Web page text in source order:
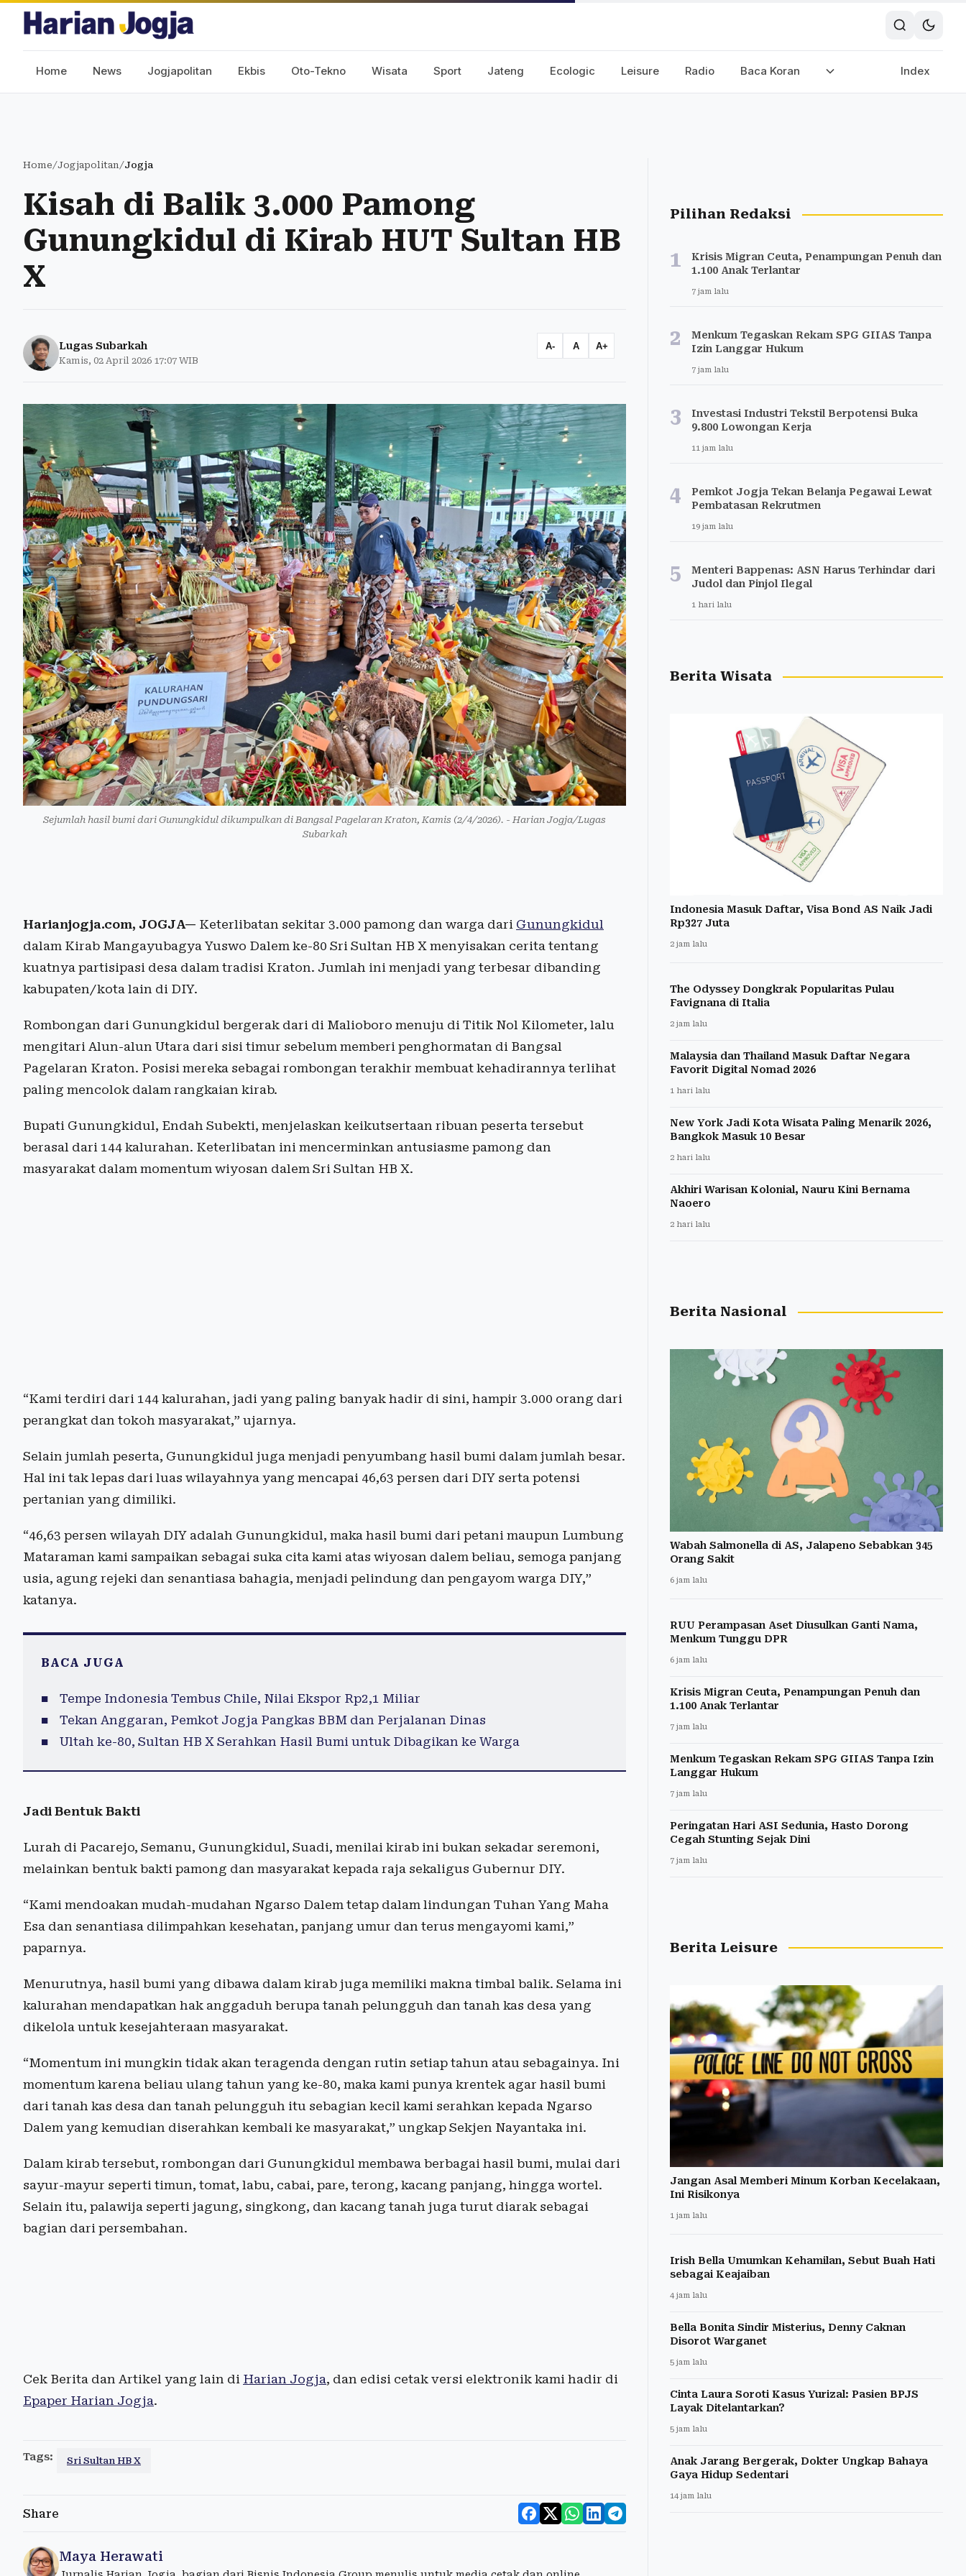
Home News Jogjapolitan Ekbis Oto-Tekno Wisata Sport Jateng Ecologic Leisure Radio Baca Koran Index
Home/Jogjapolitan/Jogja
Kisah di Balik 3.000 Pamong
Gunungkidul di Kirab HUT Sultan HB
X
Lugas Subarkah
Kamis, 02 April 2026 17:07 WIB
A- A A+
Sejumlah hasil bumi dari Gunungkidul dikumpulkan di Bangsal Pagelaran Kraton, Kamis (2/4/2026). - Harian Jogja/Lugas
Subarkah
Harianjogja.com, JOGJA— Keterlibatan sekitar 3.000 pamong dan warga dari Gunungkidul
dalam Kirab Mangayubagya Yuswo Dalem ke-80 Sri Sultan HB X menyisakan cerita tentang
kuatnya partisipasi desa dalam tradisi Kraton. Jumlah ini menjadi yang terbesar dibanding
kabupaten/kota lain di DIY.
Rombongan dari Gunungkidul bergerak dari di Malioboro menuju di Titik Nol Kilometer, lalu
mengitari Alun-alun Utara dari sisi timur sebelum memberi penghormatan di Bangsal
Pagelaran Kraton. Posisi mereka sebagai rombongan terakhir membuat kehadirannya terlihat
paling mencolok dalam rangkaian kirab.
Bupati Gunungkidul, Endah Subekti, menjelaskan keikutsertaan ribuan peserta tersebut
berasal dari 144 kalurahan. Keterlibatan ini mencerminkan antusiasme pamong dan
masyarakat dalam momentum wiyosan dalem Sri Sultan HB X.
“Kami terdiri dari 144 kalurahan, jadi yang paling banyak hadir di sini, hampir 3.000 orang dari
perangkat dan tokoh masyarakat,” ujarnya.
Selain jumlah peserta, Gunungkidul juga menjadi penyumbang hasil bumi dalam jumlah besar.
Hal ini tak lepas dari luas wilayahnya yang mencapai 46,63 persen dari DIY serta potensi
pertanian yang dimiliki.
“46,63 persen wilayah DIY adalah Gunungkidul, maka hasil bumi dari petani maupun Lumbung
Mataraman kami sampaikan sebagai suka cita kami atas wiyosan dalem beliau, semoga panjang
usia, agung rejeki dan senantiasa bahagia, menjadi pelindung dan pengayom warga DIY,”
katanya.
BACA JUGA
Tempe Indonesia Tembus Chile, Nilai Ekspor Rp2,1 Miliar
Tekan Anggaran, Pemkot Jogja Pangkas BBM dan Perjalanan Dinas
Ultah ke-80, Sultan HB X Serahkan Hasil Bumi untuk Dibagikan ke Warga
Jadi Bentuk Bakti
Lurah di Pacarejo, Semanu, Gunungkidul, Suadi, menilai kirab ini bukan sekadar seremoni,
melainkan bentuk bakti pamong dan masyarakat kepada raja sekaligus Gubernur DIY.
“Kami mendoakan mudah-mudahan Ngarso Dalem tetap dalam lindungan Tuhan Yang Maha
Esa dan senantiasa dilimpahkan kesehatan, panjang umur dan terus mengayomi kami,”
paparnya.
Menurutnya, hasil bumi yang dibawa dalam kirab juga memiliki makna timbal balik. Selama ini
kalurahan mendapatkan hak anggaduh berupa tanah pelungguh dan tanah kas desa yang
dikelola untuk kesejahteraan masyarakat.
“Momentum ini mungkin tidak akan teragenda dengan rutin setiap tahun atau sebagainya. Ini
momentum karena beliau ulang tahun yang ke-80, maka kami punya krentek agar hasil bumi
dari tanah kas desa dan tanah pelungguh itu sebagian kecil kami serahkan kepada Ngarso
Dalem yang kemudian diserahkan kembali ke masyarakat,” ungkap Sekjen Nayantaka ini.
Dalam kirab tersebut, rombongan dari Gunungkidul membawa berbagai hasil bumi, mulai dari
sayur-mayur seperti timun, tomat, labu, cabai, pare, terong, kacang panjang, hingga wortel.
Selain itu, palawija seperti jagung, singkong, dan kacang tanah juga turut diarak sebagai
bagian dari persembahan.
Cek Berita dan Artikel yang lain di Harian Jogja, dan edisi cetak versi elektronik kami hadir di
Epaper Harian Jogja.
Tags: Sri Sultan HB X
Share
Maya Herawati
Pilihan Redaksi
1
Krisis Migran Ceuta, Penampungan Penuh dan
1.100 Anak Terlantar
7 jam lalu
2
Menkum Tegaskan Rekam SPG GIIAS Tanpa
Izin Langgar Hukum
7 jam lalu
3
Investasi Industri Tekstil Berpotensi Buka
9.800 Lowongan Kerja
11 jam lalu
4
Pemkot Jogja Tekan Belanja Pegawai Lewat
Pembatasan Rekrutmen
19 jam lalu
5
Menteri Bappenas: ASN Harus Terhindar dari
Judol dan Pinjol Ilegal
1 hari lalu
Berita Wisata
Indonesia Masuk Daftar, Visa Bond AS Naik Jadi
Rp327 Juta
2 jam lalu
The Odyssey Dongkrak Popularitas Pulau
Favignana di Italia
2 jam lalu
Malaysia dan Thailand Masuk Daftar Negara
Favorit Digital Nomad 2026
1 hari lalu
New York Jadi Kota Wisata Paling Menarik 2026,
Bangkok Masuk 10 Besar
2 hari lalu
Akhiri Warisan Kolonial, Nauru Kini Bernama
Naoero
2 hari lalu
Berita Nasional
Wabah Salmonella di AS, Jalapeno Sebabkan 345
Orang Sakit
6 jam lalu
RUU Perampasan Aset Diusulkan Ganti Nama,
Menkum Tunggu DPR
6 jam lalu
Krisis Migran Ceuta, Penampungan Penuh dan
1.100 Anak Terlantar
7 jam lalu
Menkum Tegaskan Rekam SPG GIIAS Tanpa Izin
Langgar Hukum
7 jam lalu
Peringatan Hari ASI Sedunia, Hasto Dorong
Cegah Stunting Sejak Dini
7 jam lalu
Berita Leisure
Jangan Asal Memberi Minum Korban Kecelakaan,
Ini Risikonya
1 jam lalu
Irish Bella Umumkan Kehamilan, Sebut Buah Hati
sebagai Keajaiban
4 jam lalu
Bella Bonita Sindir Misterius, Denny Caknan
Disorot Warganet
5 jam lalu
Cinta Laura Soroti Kasus Yurizal: Pasien BPJS
Layak Ditelantarkan?
5 jam lalu
Anak Jarang Bergerak, Dokter Ungkap Bahaya
Gaya Hidup Sedentari
14 jam lalu